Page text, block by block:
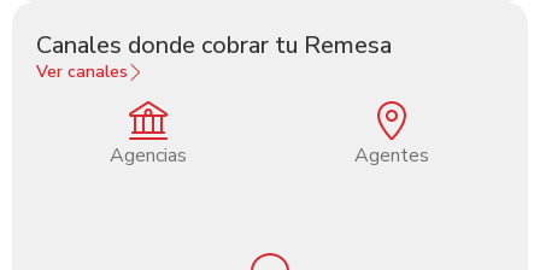
Canales donde cobrar tu Remesa
Ver canales
Agencias Agentes